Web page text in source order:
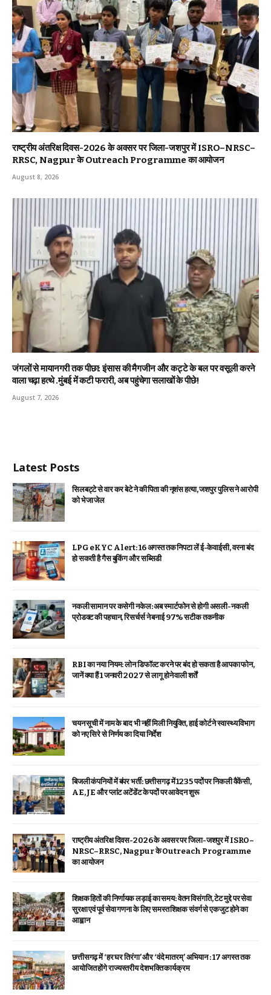
राष्ट्रीय अंतरिक्ष दिवस-2026 के अवसर पर जिला-जशपुर में ISRO–NRSC–
RRSC, Nagpur के Outreach Programme का आयोजन
August 8, 2026
जंगलों से मायानगरी तक पीछा: इंसास की मैगजीन और कट्टे के बल पर वसूली करने
वाला चढ़ा हत्थे .मुंबई में कटी फरारी, अब पहुंचेगा सलाखों के पीछे!
August 7, 2026
Latest Posts
सिलबट्टे से वार कर बेटे ने की पिता की नृशंस हत्या, जशपुर पुलिस ने आरोपी
को भेजा जेल
LPG eKYC Alert: 16 अगस्त तक निपटा लें ई-केवाईसी, वरना बंद
हो सकती है गैस बुकिंग और सब्सिडी
नकली सामान पर कसेगी नकेल: अब स्मार्टफोन से होगी असली-नकली
प्रोडक्ट की पहचान, रिसर्चर्स ने बनाई 97% सटीक तकनीक
RBI का नया नियम: लोन डिफॉल्ट करने पर बंद हो सकता है आपका फोन,
जानें क्या हैं 1 जनवरी 2027 से लागू होने वाली शर्तें
चयन सूची में नाम के बाद भी नहीं मिली नियुक्ति, हाई कोर्ट ने स्वास्थ्य विभाग
को नए सिरे से निर्णय का दिया निर्देश
बिजली कंपनियों में बंपर भर्ती: छत्तीसगढ़ में 1235 पदों पर निकली वैकेंसी,
AE, JE और प्लांट अटेंडेंट के पदों पर आवेदन शुरू
राष्ट्रीय अंतरिक्ष दिवस-2026 के अवसर पर जिला-जशपुर में ISRO–
NRSC–RRSC, Nagpur के Outreach Programme
का आयोजन
शिक्षक हितों की निर्णायक लड़ाई का समय: वेतन विसंगति, टेट मुद्दे पर सेवा
सुरक्षा एवं पूर्व सेवा गणना के लिए समस्त शिक्षक संवर्ग से एकजुट होने का
आह्वान
छत्तीसगढ़ में ‘हर घर तिरंगा’ और ‘वंदे मातरम्’ अभियान : 17 अगस्त तक
आयोजित होंगे राज्यस्तरीय देशभक्ति कार्यक्रम